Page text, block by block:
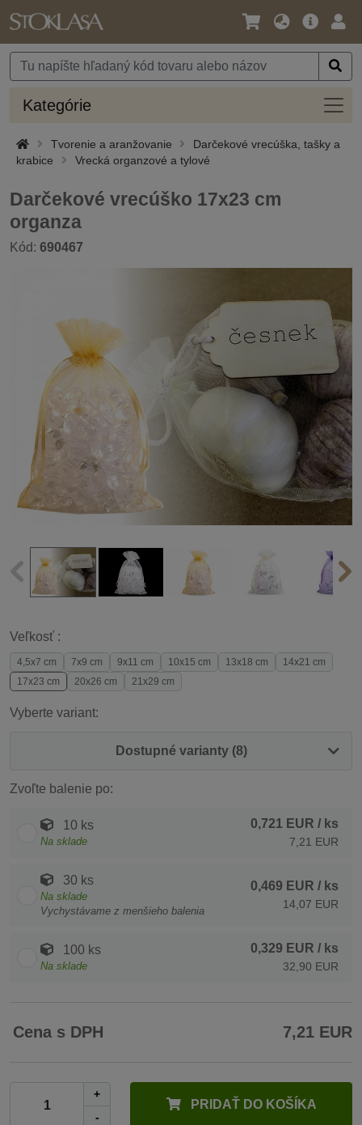
Jazyk
Mena
Hlavná
Kategórie
Tvorenie a aranžovanie
Darčekové vrecúška, tašky a
krabice
Vrecká organzové a tylové
Darčekové vrecúško 17x23 cm
organza
Kód: 690467
Veľkosť :
4,5x7 cm 7x9 cm 9x11 cm 10x15 cm 13x18 cm
14x21 cm
17x23 cm
20x26 cm 21x29 cm
Vyberte variant:
Dostupné varianty (8)
Zvoľte balenie po:
10 ks
Na sklade
0,721 EUR / ks
7,21 EUR
30 ks
Na sklade
Vychystávame z menšieho balenia
0,469 EUR / ks
14,07 EUR
100 ks
Na sklade
0,329 EUR / ks
32,90 EUR
Cena s DPH 7,21 EUR
+
-
PRIDAŤ DO KOŠÍKA